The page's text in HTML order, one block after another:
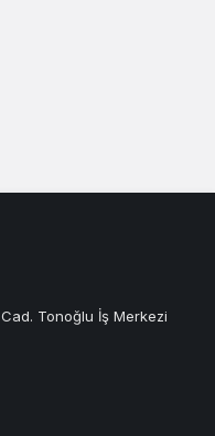
Tonoğlu İş Merkezi